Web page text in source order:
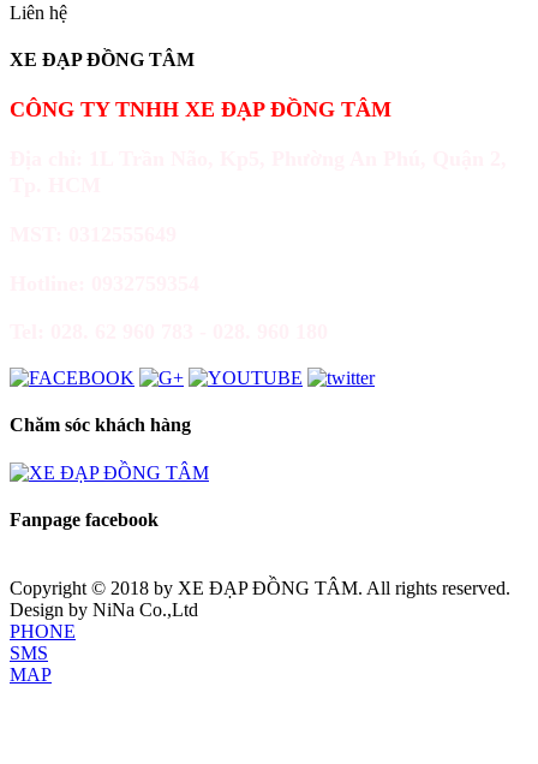
Liên hệ
XE ĐẠP ĐỒNG TÂM
CÔNG TY TNHH XE ĐẠP ĐỒNG TÂM
Chăm sóc khách hàng
Fanpage facebook
Copyright © 2018 by XE ĐẠP ĐỒNG TÂM. All rights reserved.
Design by NiNa Co.,Ltd
PHONE
SMS
MAP